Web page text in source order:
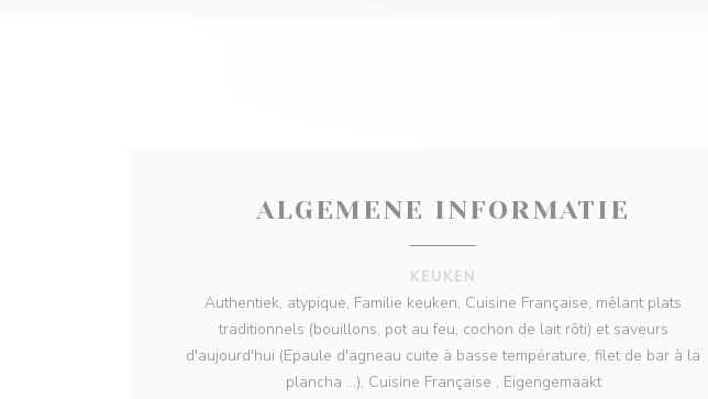
ALGEMENE INFORMATIE
KEUKEN
Authentiek, atypique, Familie keuken, Cuisine Française, mêlant plats
traditionnels (bouillons, pot au feu, cochon de lait rôti) et saveurs
d'aujourd'hui (Epaule d'agneau cuite à basse température, filet de bar à la
plancha ...), Cuisine Française , Eigengemaakt